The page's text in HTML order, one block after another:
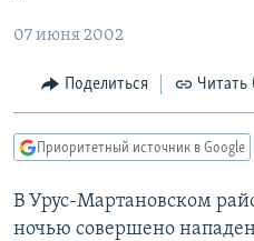
Вернутся
поискуСЕВЕР.РЕАЛИИ
СИБИРЬ.РЕАЛИИ
ПОДПИШИТЕСЬ НА
07 июня 2002
Поделиться Читать
Приоритетный источник в Google
В Урус-Мартановском
ночью совершено